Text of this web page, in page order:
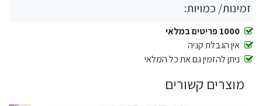
זמינות/ כמויות:
1000 פריטים במלאי
אין הגבלת קניה
ניתן להזמין גם את כל המלאי
מוצרים קשורים